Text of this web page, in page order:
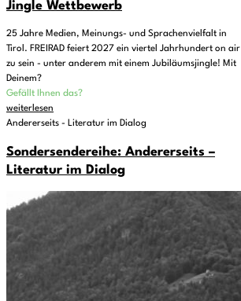
Jingle Wettbewerb
25 Jahre Medien, Meinungs- und Sprachenvielfalt in
Tirol. FREIRAD feiert 2027 ein viertel Jahrhundert on air
zu sein - unter anderem mit einem Jubiläumsjingle! Mit
Deinem?
Gefällt Ihnen das?
weiterlesen
Andererseits - Literatur im Dialog
Sondersendereihe: Andererseits –
Literatur im Dialog